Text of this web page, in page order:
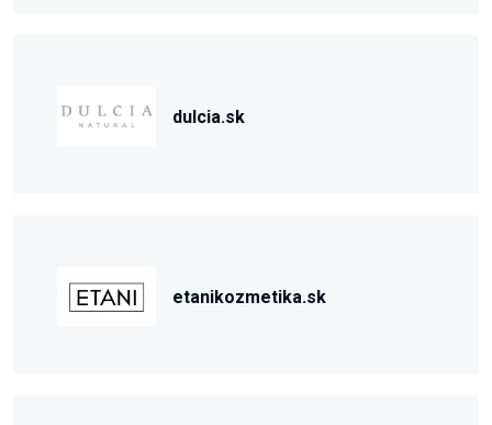
dulcia.sk
etanikozmetika.sk